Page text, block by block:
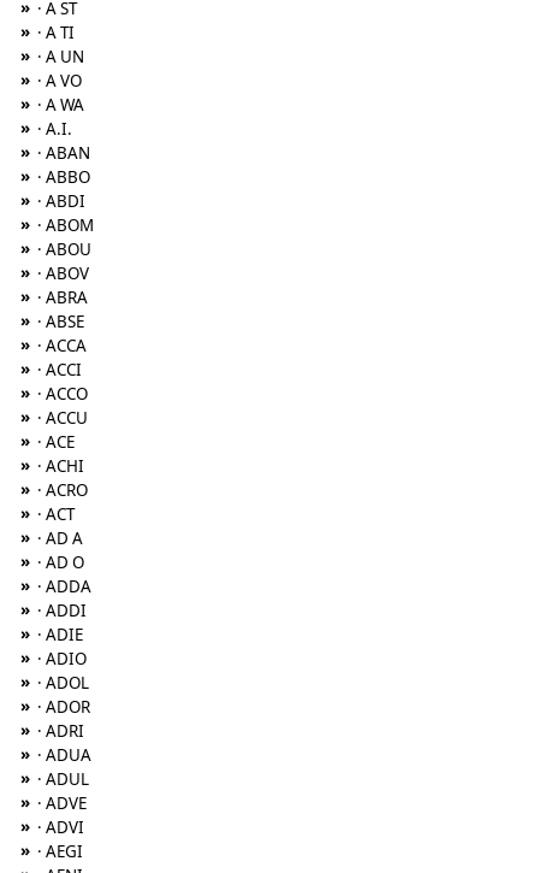
» · A ST
» · A TI
» · A UN
» · A VO
» · A WA
» · A.I.
» · ABAN
» · ABBO
» · ABDI
» · ABOM
» · ABOU
» · ABOV
» · ABRA
» · ABSE
» · ACCA
» · ACCI
» · ACCO
» · ACCU
» · ACE
» · ACHI
» · ACRO
» · ACT
» · AD A
» · AD O
» · ADDA
» · ADDI
» · ADIE
» · ADIO
» · ADOL
» · ADOR
» · ADRI
» · ADUA
» · ADUL
» · ADVE
» · ADVI
» · AEGI